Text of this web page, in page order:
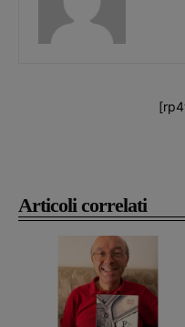
Articoli correlati